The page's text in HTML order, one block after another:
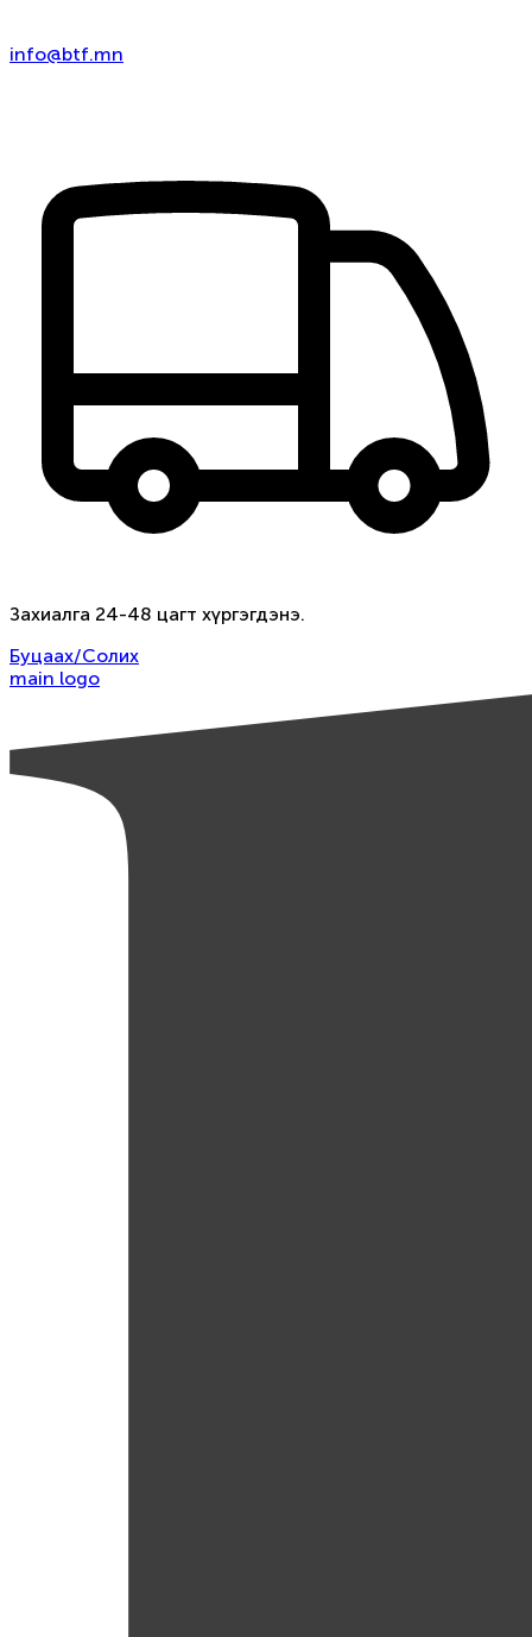
info@btf.mn
Захиалга 24-48 цагт хүргэгдэнэ.
Буцаах/Солих
main logo